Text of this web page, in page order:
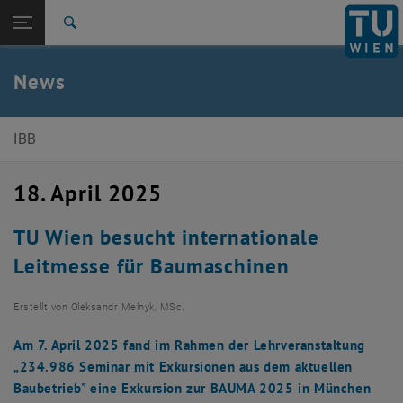
TU Login
Zurück zur letzten Ebene:
Bauwirtschaft
News-Details
News
IBB
18. April 2025
TU Wien besucht internationale
Leitmesse für Baumaschinen
Erstellt von Oleksandr Melnyk, MSc.
Am 7. April 2025 fand im Rahmen der Lehrveranstaltung
„234.986 Seminar mit Exkursionen aus dem aktuellen
Baubetrieb" eine Exkursion zur BAUMA 2025 in München